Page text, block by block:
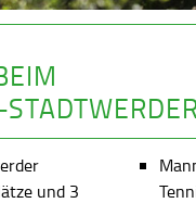
und 3